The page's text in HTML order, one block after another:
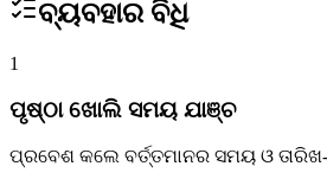
ବ୍ୟବହାର ବିଧି
1
ପୃଷ୍ଠା ଖୋଲି ସମୟ ଯାଞ୍ଚ
ପ୍ରବେଶ କଲେ ବର୍ତ୍ତମାନର ସମୟ ଓ